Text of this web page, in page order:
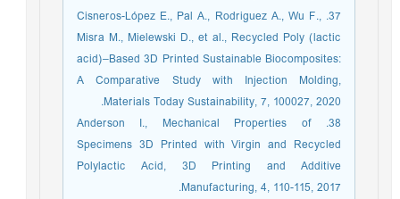
37. Cisneros-López E., Pal A., Rodriguez A., Wu F.,
Misra M., Mielewski D., et al., Recycled Poly (lactic
acid)–Based 3D Printed Sustainable Biocomposites:
A Comparative Study with Injection Molding,
Materials Today Sustainability, 7, 100027, 2020.
38. Anderson I., Mechanical Properties of
Specimens 3D Printed with Virgin and Recycled
Polylactic Acid, 3D Printing and Additive
Manufacturing, 4, 110-115, 2017.